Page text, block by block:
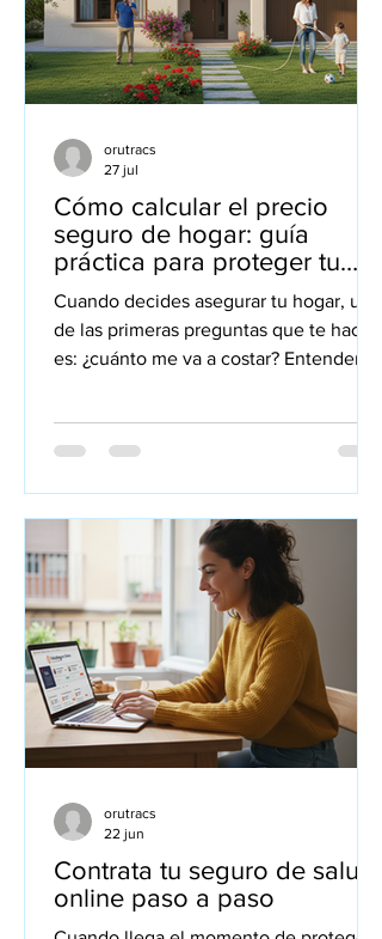
Cómo calcular el precio
seguro de hogar: guía
práctica para proteger tu
casa
Cuando decides asegurar tu hogar, una
de las primeras preguntas que te haces
es: ¿cuánto me va a costar? Entender
una decisión informada y ajustada a tus
influyen en el coste, cómo puedes
ajustar la póliza para pagar solo por lo
que realmente necesitas y qué
aspectos debes tener en cuenta para
no llevarte sorpresas. Te hablo como
corredo
orutracs
27 jul
Contrata tu seguro de salud
online paso a paso
orutracs
22 jun